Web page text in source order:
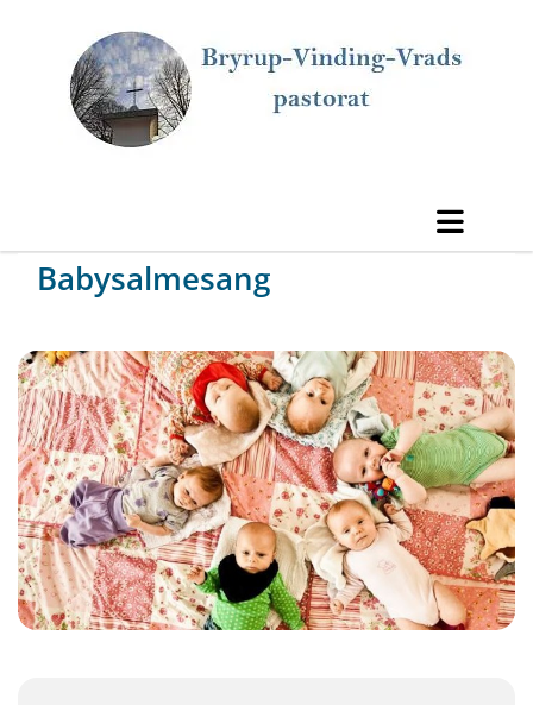
Babysalmesang